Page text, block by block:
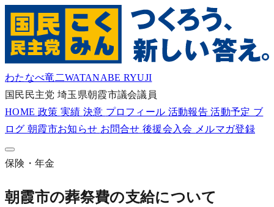
わたなべ竜二WATANABE RYUJI
国民民主党 埼玉県朝霞市議会議員
HOME 政策 実績 決意 プロフィール 活動報告活動予定 ブ
ログ 朝霞市お知らせ お問合せ後援会入会 メルマガ登録
保険・年金
朝霞市の葬祭費の支給について